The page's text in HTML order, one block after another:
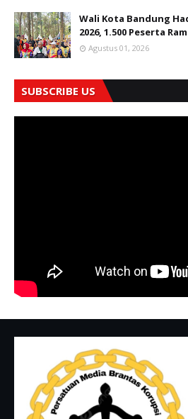
Wali Kota Bandung
2026, 1.500 Peserta
Agustus 01, 2026
SUBSCRIBE US